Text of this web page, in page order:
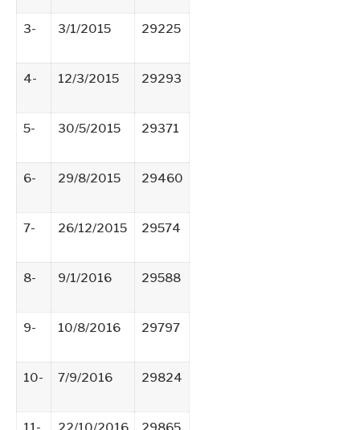
3- 3/1/2015 29225
4- 12/3/2015 29293
5- 30/5/2015 29371
6- 29/8/2015 29460
7- 26/12/2015 29574
8- 9/1/2016 29588
9- 10/8/2016 29797
10- 7/9/2016 29824